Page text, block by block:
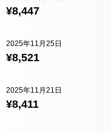
¥8,447
¥8,521
2025年11月25日
¥8,411
2025年11月21日